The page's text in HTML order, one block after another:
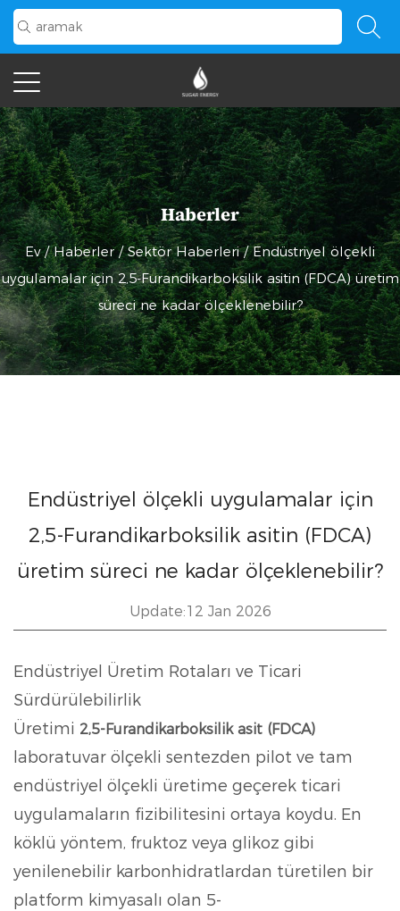
Haberler
Ev/Haberler/Sektör Haberleri/Endüstriyel ölçekli
uygulamalar için 2,5-Furandikarboksilik asitin (FDCA) üretim
süreci ne kadar ölçeklenebilir?
Endüstriyel ölçekli uygulamalar için
2,5-Furandikarboksilik asitin (FDCA)
üretim süreci ne kadar ölçeklenebilir?
Update:12 Jan 2026
Endüstriyel Üretim Rotaları ve Ticari
Sürdürülebilirlik
Üretimi 2,5-Furandikarboksilik asit (FDCA)
laboratuvar ölçekli sentezden pilot ve tam
endüstriyel ölçekli üretime geçerek ticari
uygulamaların fizibilitesini ortaya koydu. En
köklü yöntem, fruktoz veya glikoz gibi
yenilenebilir karbonhidratlardan türetilen bir
platform kimyasalı olan 5-